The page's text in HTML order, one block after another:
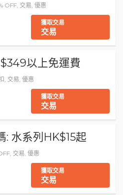
OFF, 交易, 優惠
獲取交易
交易
以上免運費
, 交易, 優惠
獲取交易
交易
水系列HK$15起
交易, 優惠
獲取交易
交易